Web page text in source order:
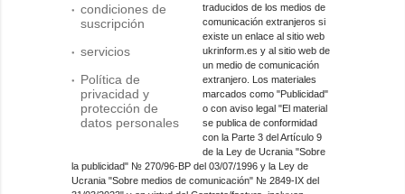
condiciones de
suscripción
servicios
Política de
privacidad y
protección de
datos personales
traducidos de los medios de
comunicación extranjeros si
existe un enlace al sitio web
ukrinform.es y al sitio web de
un medio de comunicación
extranjero. Los materiales
marcados como "Publicidad"
o con aviso legal "El material
se publica de conformidad
con la Parte 3 del Artículo 9
de la Ley de Ucrania "Sobre
la publicidad" № 270/96-ВР del 03/07/1996 y la Ley de
Ucrania "Sobre medios de comunicación" № 2849-IX del